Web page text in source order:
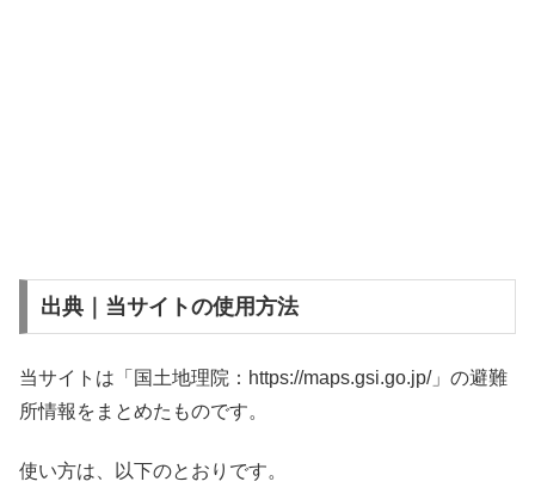
出典｜当サイトの使用方法
当サイトは「国土地理院：https://maps.gsi.go.jp/」の避難
所情報をまとめたものです。
使い方は、以下のとおりです。